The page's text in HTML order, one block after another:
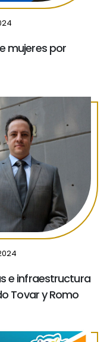
mujeres por
e infraestructura
Tovar y Romo